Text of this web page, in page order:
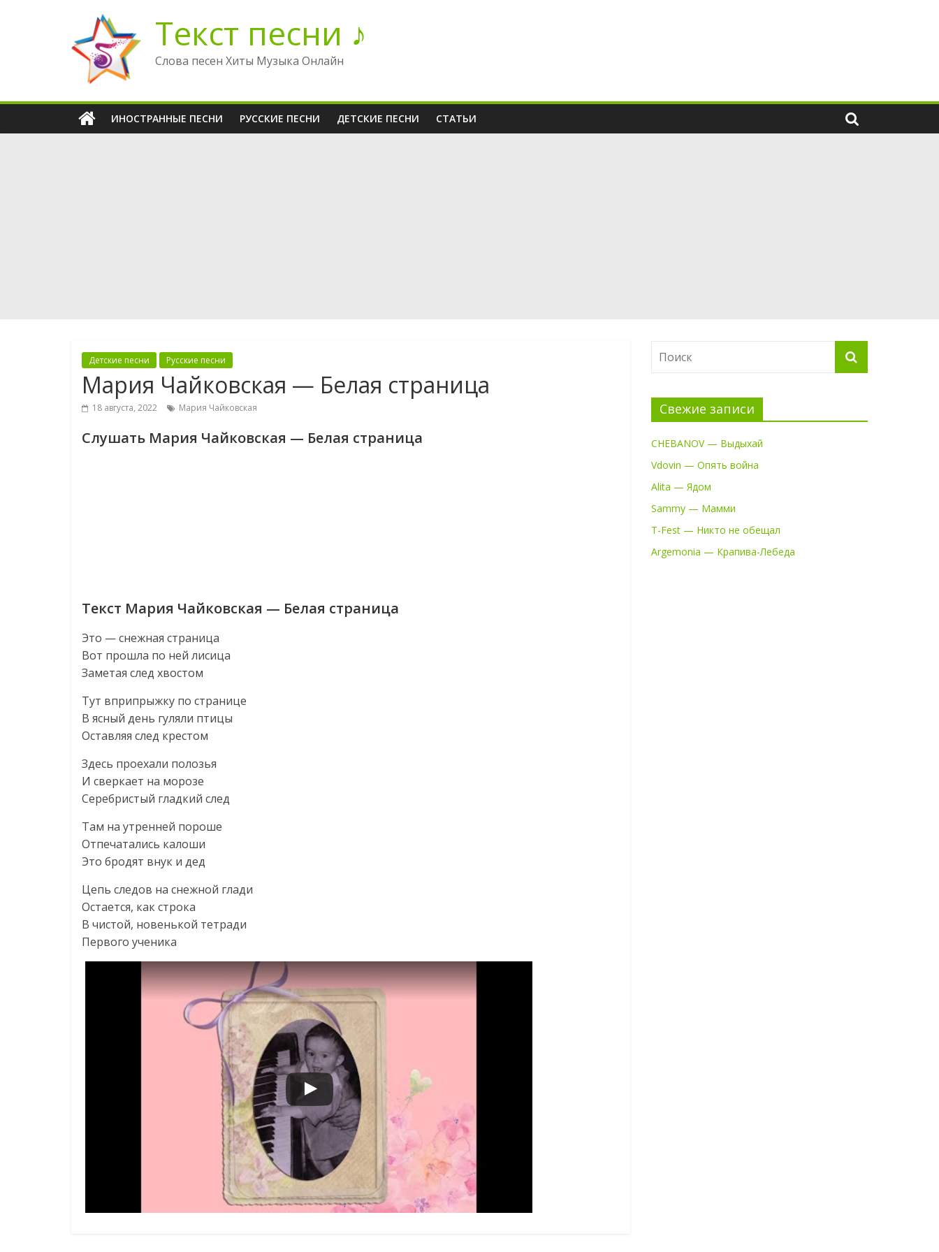
содержимому
Текст песни ♪
Слова песен Хиты Музыка Онлайн
ИНОСТРАННЫЕ ПЕСНИ РУССКИЕ ПЕСНИ ДЕТСКИЕ ПЕСНИ СТАТЬИ
Детские песни Русские песни
Мария Чайковская — Белая страница
18 августа, 2022 Мария Чайковская
Слушать Мария Чайковская — Белая страница
Текст Мария Чайковская — Белая страница
Это — снежная страница
Вот прошла по ней лисица
Заметая след хвостом
Тут вприпрыжку по странице
В ясный день гуляли птицы
Оставляя след крестом
Здесь проехали полозья
И сверкает на морозе
Серебристый гладкий след
Там на утренней пороше
Отпечатались калоши
Это бродят внук и дед
Цепь следов на снежной глади
Остается, как строка
В чистой, новенькой тетради
Первого ученика
Свежие записи
CHEBANOV — Выдыхай
Vdovin — Опять война
Alita — Ядом
Sammy — Мамми
T-Fest — Никто не обещал
Argemonia — Крапива-Лебеда